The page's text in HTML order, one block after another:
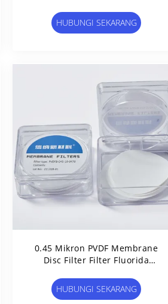
HUBUNGI SEKARANG
0.45 Mikron PVDF Membrane
Disc Filter Filter Fluorida
HUBUNGI SEKARANG